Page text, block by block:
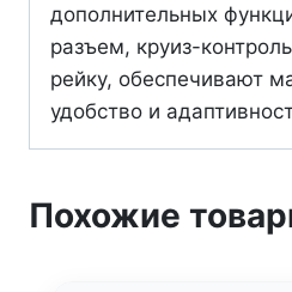
дополнительных
разъем, круиз-
рейку, обеспечивают
удобство и
Похожие